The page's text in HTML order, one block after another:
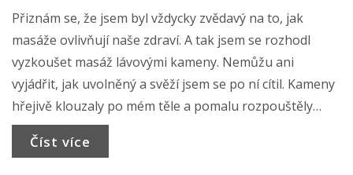
Přiznám se, že jsem byl vždycky zvědavý na to, jak
masáže ovlivňují naše zdraví. A tak jsem se rozhodl
vyzkoušet masáž lávovými kameny. Nemůžu ani
vyjádřit, jak uvolněný a svěží jsem se po ní cítil. Kameny
hřejivě klouzaly po mém těle a pomalu rozpouštěly
všechny napětí. V tomto článku se chci podělit o svoje
zkušenosti a ukázat vám, jak taková masáž může
Číst více